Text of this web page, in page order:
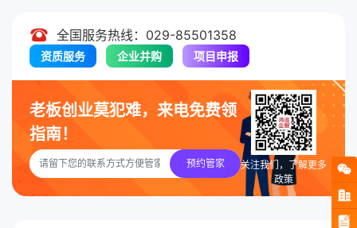
全国服务热线：029-85501358
资质服务 企业并购 项目申报
老板创业莫犯难，来电免费领
指南！
预约管家
关注我们，了解更多
政策